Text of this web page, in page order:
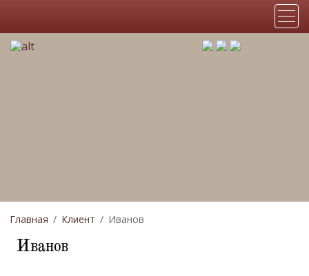
Главная Клиент Иванов
Иванов